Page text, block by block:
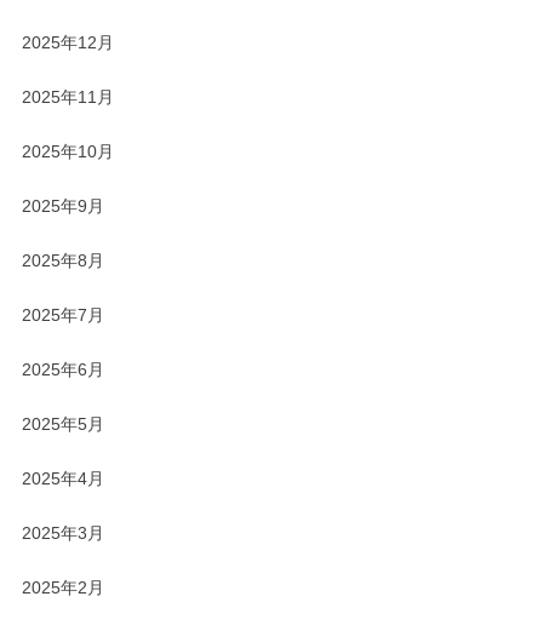
2025年12月
2025年11月
2025年10月
2025年9月
2025年8月
2025年7月
2025年6月
2025年5月
2025年4月
2025年3月
2025年2月